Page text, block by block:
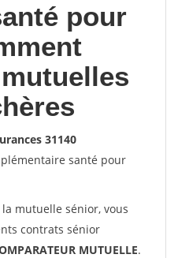
pour
31140
santé pour
mutuelle sénior, vous
contrats sénior
MUTUELLE.